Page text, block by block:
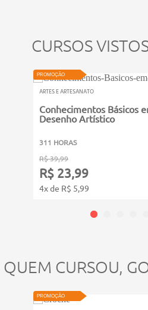
CURSOS
PROMOÇÃO
ARTES E ARTESANATO
Conhecimentos Básicos
Desenho Artístico
311 HORAS
R$ 39,99
R$ 23,99
4x de R$ 5,99
QUEM CURSOU,
PROMOÇÃO